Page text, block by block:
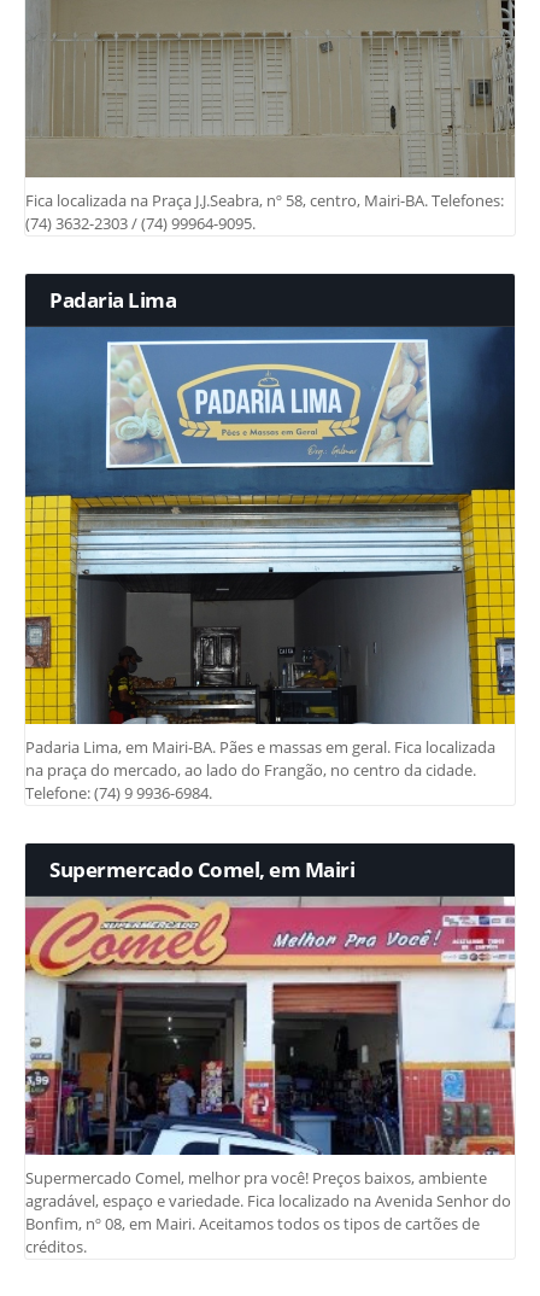
Fica localizada na Praça J.J.Seabra, nº 58, centro, Mairi-BA. Telefones:
(74) 3632-2303 / (74) 99964-9095.
Padaria Lima
Padaria Lima, em Mairi-BA. Pães e massas em geral. Fica localizada
na praça do mercado, ao lado do Frangão, no centro da cidade.
Telefone: (74) 9 9936-6984.
Supermercado Comel, em Mairi
Supermercado Comel, melhor pra você! Preços baixos, ambiente
agradável, espaço e variedade. Fica localizado na Avenida Senhor do
Bonfim, nº 08, em Mairi. Aceitamos todos os tipos de cartões de
créditos.